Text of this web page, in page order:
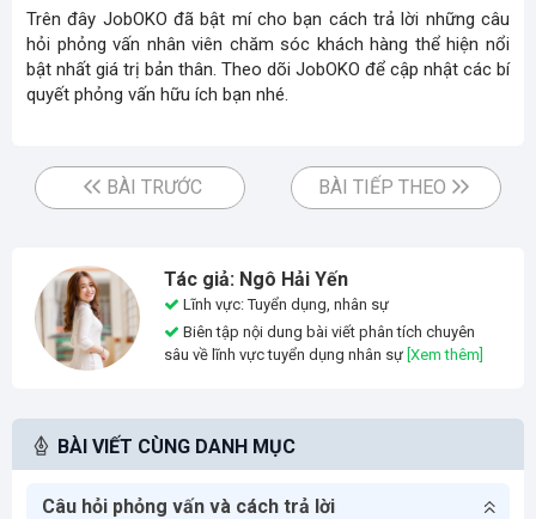
Trên đây JobOKO đã bật mí cho bạn cách trả lời những câu
hỏi phỏng vấn nhân viên chăm sóc khách hàng thể hiện nổi
bật nhất giá trị bản thân. Theo dõi JobOKO để cập nhật các bí
quyết phỏng vấn hữu ích bạn nhé.
BÀI TRƯỚC BÀI TIẾP THEO
Tác giả: Ngô Hải Yến
Lĩnh vực: Tuyển dụng, nhân sự
Biên tập nội dung bài viết phân tích chuyên
sâu về lĩnh vực tuyển dụng nhân sự [Xem thêm]
BÀI VIẾT CÙNG DANH MỤC
Câu hỏi phỏng vấn và cách trả lời